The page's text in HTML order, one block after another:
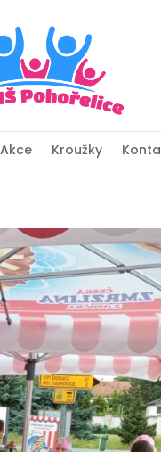
Akce Kroužky